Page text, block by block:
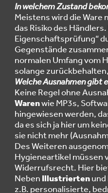
In welchem Zustand
Meistens wird die Ware
das Risiko des
Eigenschaftsprüfung“
Gegenstände
normalen Umfang vom
solange
Welche Ausnahmen gibt
Keine Regel ohne
Warenwie MP3s,
hingewiesen werden,
da es sich ja hier um
sie nicht mehr
Des Weiteren
Hygieneartikel müssen
Widerrufsrecht. Hier
Neben Illustriertenund
z.B. personalisierte,